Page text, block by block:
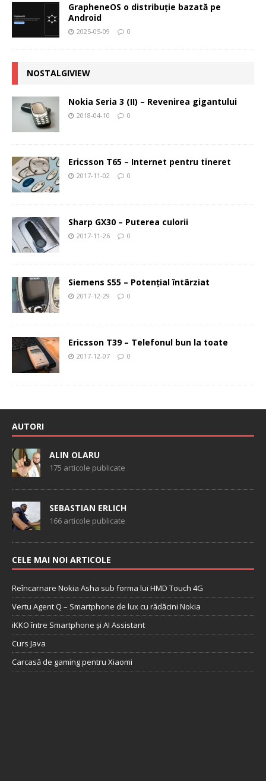
GrapheneOS o distribuție bazată pe
Android
2025-05-09 0
NOSTALGIVIEW
Nokia Seria 3 (II) – Revenirea gigantului
2018-04-10 0
Ericsson T65 – Internet pentru tineret
2017-11-02 0
Sharp GX30 – Puterea culorii
2017-11-26 0
Siemens S55 – Potenţial întârziat
2017-12-29 0
Ericsson T39 – Telefonul bun la toate
2017-12-07 0
AUTORI
ALIN OLARU
175 articole publicate
SEBASTIAN ERLICH
166 articole publicate
CELE MAI NOI ARTICOLE
Reîncarnare Nokia Asha sub forma lui HMD Touch 4G
Vertu Agent Q – Smartphone de lux cu rădăcini Nokia
iKKO între Smartphone și AI Assistant
Curs Java
Carcasă de gaming pentru Xiaomi